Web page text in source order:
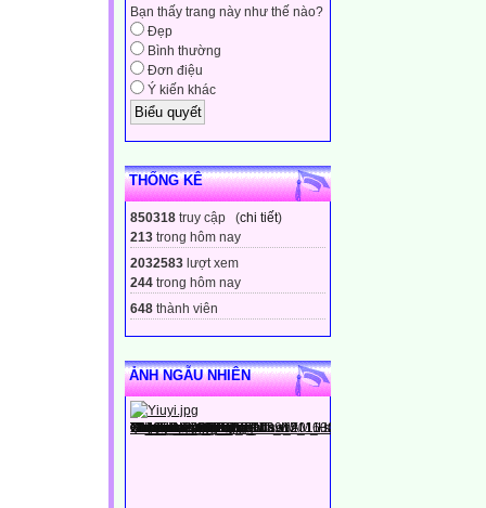
Bạn thấy trang này như thế nào?
Đẹp
Bình thường
Đơn điệu
Ý kiến khác
THỐNG KÊ
850318 truy cập (chi tiết)
213 trong hôm nay
2032583 lượt xem
244 trong hôm nay
648 thành viên
ẢNH NGẪU NHIÊN